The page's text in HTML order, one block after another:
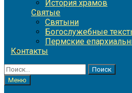
История храмов
Святые
Святыни
Богослужебные
Пермские
Контакты
Найти:
Меню